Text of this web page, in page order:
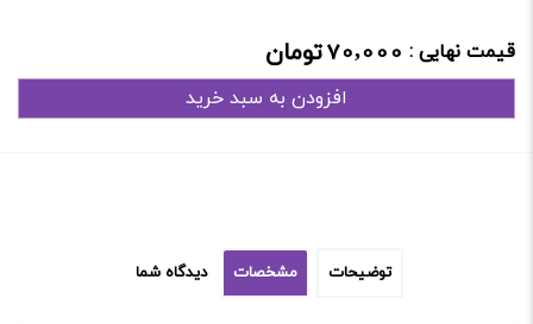
قیمت نهایی : 70,000تومان
افزودن به سبد خرید
توضیحات مشخصات دیدگاه شما